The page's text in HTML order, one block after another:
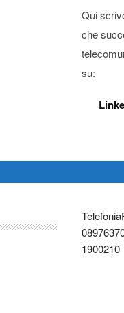
Qui
che
su:
1900210